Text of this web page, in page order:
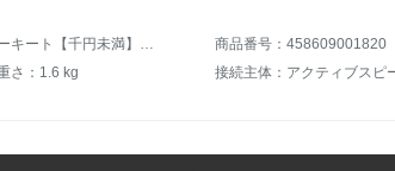
商品番号：458609001820
さ：1.6 kg